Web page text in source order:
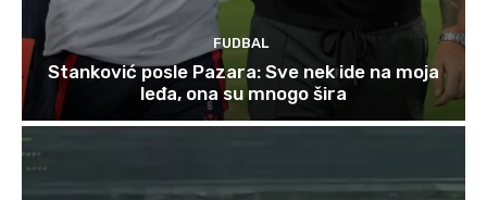
FUDBAL
Stanković posle Pazara: Sve nek ide na moja
leđa, ona su mnogo šira